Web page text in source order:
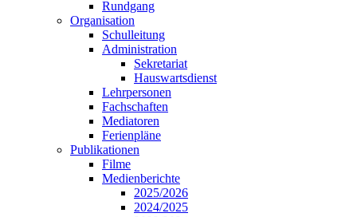
Rundgang
Organisation
Schulleitung
Administration
Sekretariat
Hauswartsdienst
Lehrpersonen
Fachschaften
Mediatoren
Ferienpläne
Publikationen
Filme
Medienberichte
2025/2026
2024/2025